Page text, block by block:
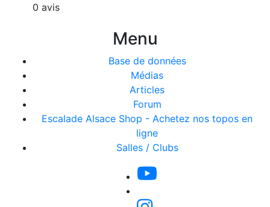
0 avis
Menu
Base de données
Médias
Articles
Forum
Escalade Alsace Shop - Achetez nos topos en
ligne
Salles / Clubs